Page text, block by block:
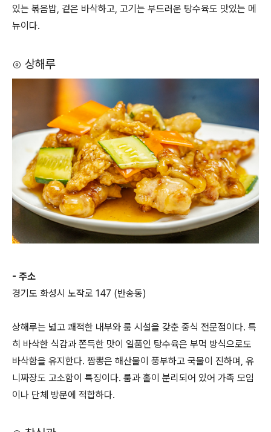
있는 볶음밥, 겉은 바삭하고, 고기는 부드러운 탕수육도 맛있는 메
뉴이다.
⊙ 상해루
- 주소
경기도 화성시 노작로 147 (반송동)
상해루는 넓고 쾌적한 내부와 룸 시설을 갖춘 중식 전문점이다. 특
히 바삭한 식감과 쫀득한 맛이 일품인 탕수육은 부먹 방식으로도
바삭함을 유지한다. 짬뽕은 해산물이 풍부하고 국물이 진하며, 유
니짜장도 고소함이 특징이다. 룸과 홀이 분리되어 있어 가족 모임
이나 단체 방문에 적합하다.